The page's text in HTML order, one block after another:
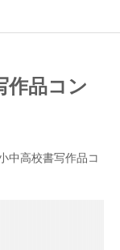
作品コン
中高校書写作品コ